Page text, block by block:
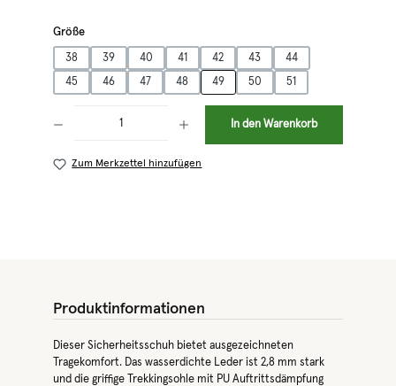
Größeauswählen
38 39 40 41 42 43 44
45 46 47 48 49 50 51
In den Warenkorb
Zum Merkzettel hinzufügen
Produktinformationen
Dieser Sicherheitsschuh bietet ausgezeichneten
Tragekomfort. Das wasserdichte Leder ist 2,8 mm stark
und die griffige Trekkingsohle mit PU Auftrittsdämpfung